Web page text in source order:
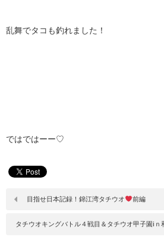
乱舞でタコも釣れました！
ではではーー♡
目指せ日本記録！錦江湾タチウオ 前編
タチウオキングバトル４戦目＆タチウオ甲子園ⅰ